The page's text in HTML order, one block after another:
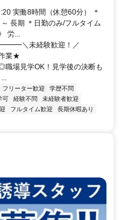
実働8時間（休憩60分） ＊
長期 ＊日勤のみ/フルタイム
労...
＼未経験歓迎！／
業★
OK！見学後の決断も
フリーター歓迎
学歴不問
可 経験不問
未経験者歓迎
フルタイム歓迎
長期休暇あり